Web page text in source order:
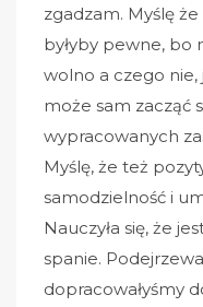
zgadzam. Myślę
byłyby pewne, bo
wolno a czego nie,
może sam zacząć
wypracowanych
Myślę, że też
samodzielność i
Nauczyła się, że
spanie.
dopracowałyśmy